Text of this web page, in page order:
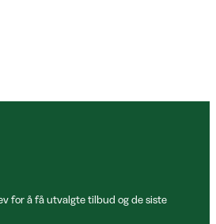
for å få utvalgte tilbud og de siste